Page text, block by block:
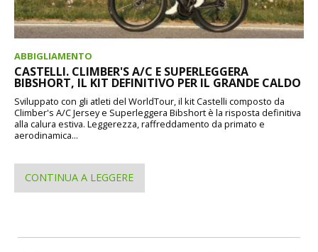
ABBIGLIAMENTO
CASTELLI. CLIMBER'S A/C E SUPERLEGGERA
BIBSHORT, IL KIT DEFINITIVO PER IL GRANDE CALDO
Sviluppato con gli atleti del WorldTour, il kit Castelli composto da
Climber's A/C Jersey e Superleggera Bibshort è la risposta definitiva
alla calura estiva. Leggerezza, raffreddamento da primato e
aerodinamica...
CONTINUA A LEGGERE